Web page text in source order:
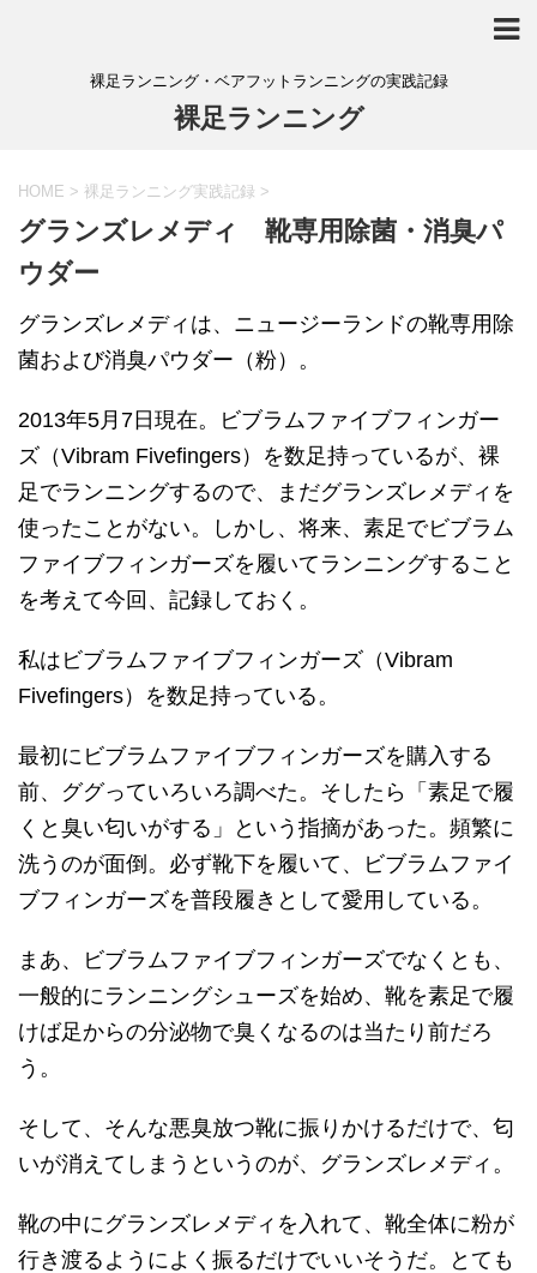
裸足ランニング・ベアフットランニングの実践記録
裸足ランニング
HOME > 裸足ランニング実践記録 >
グランズレメディ 靴専用除菌・消臭パ
ウダー
グランズレメディは、ニュージーランドの靴専用除
菌および消臭パウダー（粉）。
2013年5月7日現在。ビブラムファイブフィンガー
ズ（Vibram Fivefingers）を数足持っているが、裸
足でランニングするので、まだグランズレメディを
使ったことがない。しかし、将来、素足でビブラム
ファイブフィンガーズを履いてランニングすること
を考えて今回、記録しておく。
私はビブラムファイブフィンガーズ（Vibram
Fivefingers）を数足持っている。
最初にビブラムファイブフィンガーズを購入する
前、ググっていろいろ調べた。そしたら「素足で履
くと臭い匂いがする」という指摘があった。頻繁に
洗うのが面倒。必ず靴下を履いて、ビブラムファイ
ブフィンガーズを普段履きとして愛用している。
まあ、ビブラムファイブフィンガーズでなくとも、
一般的にランニングシューズを始め、靴を素足で履
けば足からの分泌物で臭くなるのは当たり前だろ
う。
そして、そんな悪臭放つ靴に振りかけるだけで、匂
いが消えてしまうというのが、グランズレメディ。
靴の中にグランズレメディを入れて、靴全体に粉が
行き渡るようによく振るだけでいいそうだ。とても